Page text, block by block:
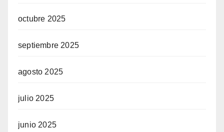
octubre 2025
septiembre 2025
agosto 2025
julio 2025
junio 2025